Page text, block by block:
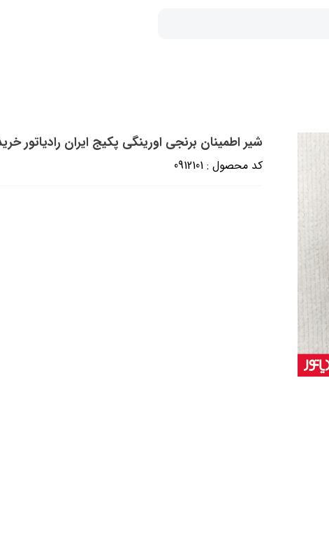
شیر اطمینان برنجی اورینگی‎‎ پکیج ایران رادیاتور خرید و قیمت (غیر شرکتی مرغوب)
کد محصول : 0912101